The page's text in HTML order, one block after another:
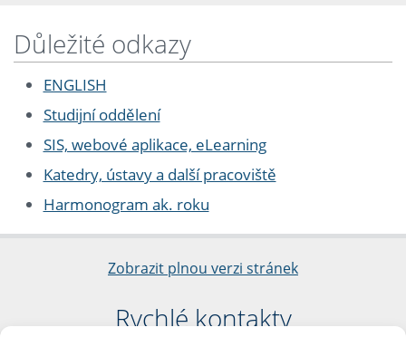
Důležité odkazy
ENGLISH
Studijní oddělení
SIS, webové aplikace, eLearning
Katedry, ústavy a další pracoviště
Harmonogram ak. roku
Zobrazit plnou verzi stránek
Rychlé kontakty